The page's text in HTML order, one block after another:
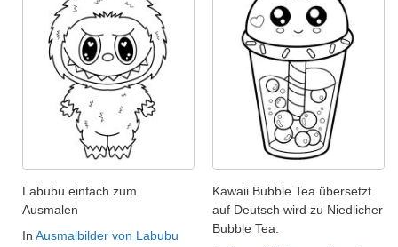
Labubu einfach zum
Ausmalen
In Ausmalbilder von Labubu
Kawaii Bubble Tea übersetzt
auf Deutsch wird zu Niedlicher
Bubble Tea.